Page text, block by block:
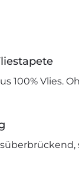
100% Vlies.